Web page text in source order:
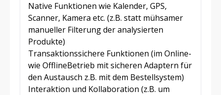
Native Funktionen wie Kalender, GPS,
Scanner, Kamera etc. (z.B. statt mühsamer
manueller Filterung der analysierten
Produkte)
Transaktionssichere Funktionen (im Online-
wie OfflineBetrieb mit sicheren Adaptern für
den Austausch z.B. mit dem Bestellsystem)
Interaktion und Kollaboration (z.B. um